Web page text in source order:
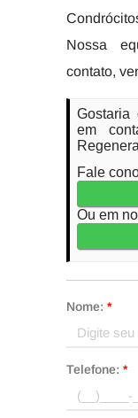
Nossa
contato,
Gostaria
em
Fale
Ou em
Nome: *
Telefone: *